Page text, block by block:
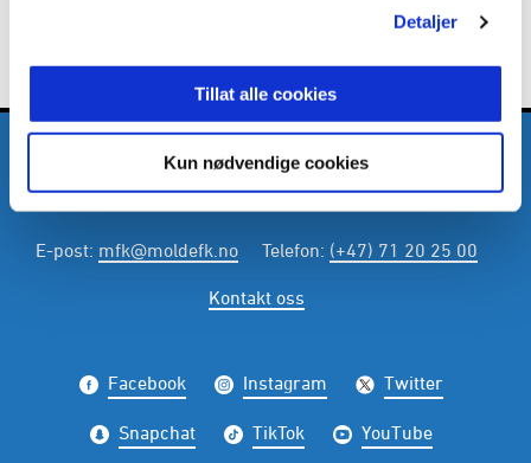
Detaljer
Tillat alle cookies
Kun nødvendige cookies
E-post: mfk@moldefk.no Telefon: (+47) 71 20 25 00
Kontakt oss
Facebook Instagram Twitter
Snapchat TikTok YouTube